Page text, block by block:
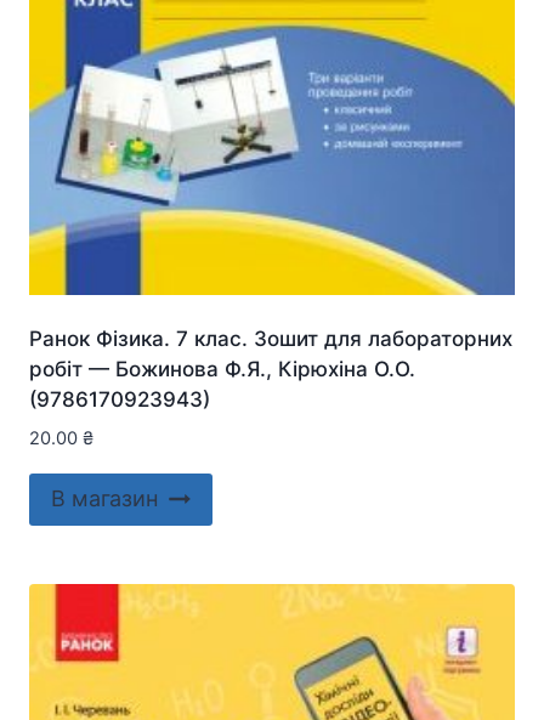
Ранок Фізика. 7 клас. Зошит для лабораторних
робіт — Божинова Ф.Я., Кірюхіна О.О.
(9786170923943)
20.00 ₴
В магазин